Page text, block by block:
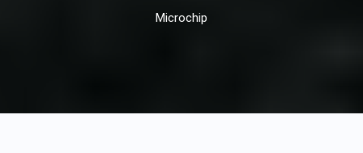
Microchip